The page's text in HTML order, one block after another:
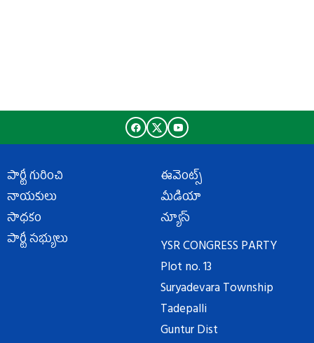
పార్టీ గురించి
నాయకులు
సాధకం
పార్టీ సభ్యులు
ఈవెంట్స్
మీడియా
న్యూస్
YSR CONGRESS PARTY
Plot no. 13
Suryadevara Township
Tadepalli
Guntur Dist